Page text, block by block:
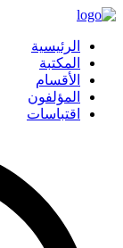
الرئيسية
المكتبة
الأقسام
المؤلفون
اقتباسات